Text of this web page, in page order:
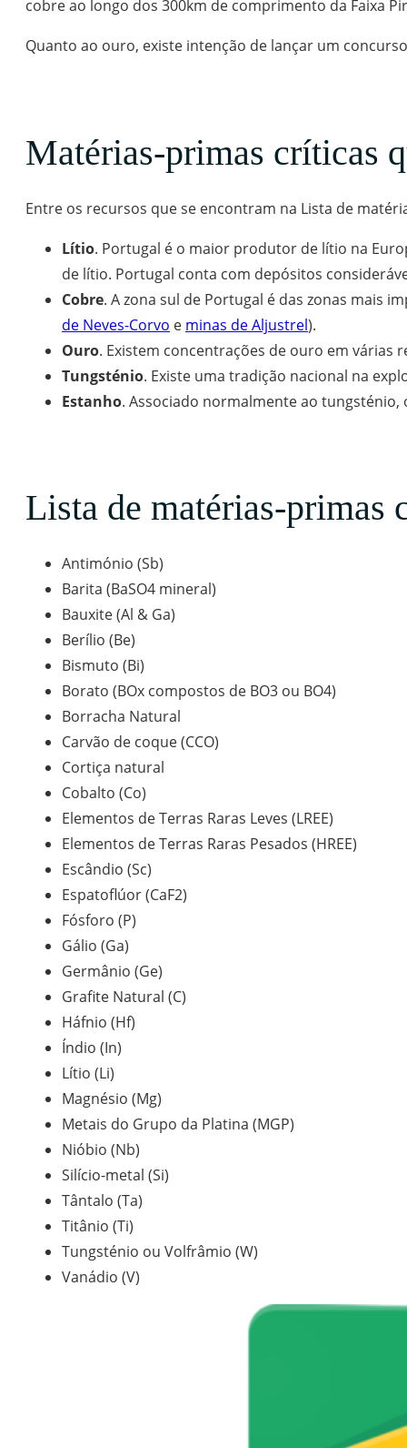
cobre ao longo dos 300km de comprimento da Faixa
Quanto ao ouro, existe intenção de lançar um
Matérias-primas críticas
Entre os recursos que se encontram na Lista de
Lítio. Portugal é o maior produtor de lítio na
de lítio. Portugal conta com depósitos
Cobre. A zona sul de Portugal é das zonas mais
de Neves-Corvo e minas de Aljustrel).
Ouro. Existem concentrações de ouro em várias
Tungsténio. Existe uma tradição nacional na
Estanho. Associado normalmente ao
Lista de matérias-primas
Antimónio (Sb)
Barita (BaSO4 mineral)
Bauxite (Al & Ga)
Berílio (Be)
Bismuto (Bi)
Borato (BOx compostos de BO3 ou BO4)
Borracha Natural
Carvão de coque (CCO)
Cortiça natural
Cobalto (Co)
Elementos de Terras Raras Leves (LREE)
Elementos de Terras Raras Pesados (HREE)
Escândio (Sc)
Espatoflúor (CaF2)
Fósforo (P)
Gálio (Ga)
Germânio (Ge)
Grafite Natural (C)
Háfnio (Hf)
Índio (In)
Lítio (Li)
Magnésio (Mg)
Metais do Grupo da Platina (MGP)
Nióbio (Nb)
Silício-metal (Si)
Tântalo (Ta)
Titânio (Ti)
Tungsténio ou Volfrâmio (W)
Vanádio (V)